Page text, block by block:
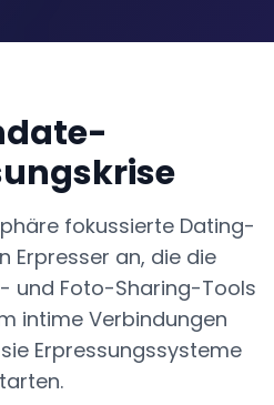
fokussierte Dating-
Erpresser an, die die
und Foto-Sharing-Tools
intime Verbindungen
Erpressungssysteme